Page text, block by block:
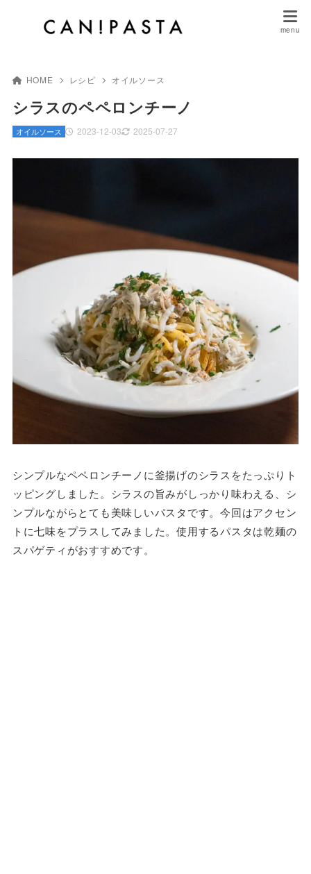
HOME レシピ オイルソース
シラスのペペロンチーノ
2023-12-03 2025-07-27
オイルソース
シンプルなペペロンチーノに釜揚げのシラスをたっぷりト
ッピングしました。シラスの旨みがしっかり味わえる、シ
ンプルながらとても美味しいパスタです。今回はアクセン
トに七味をプラスしてみました。使用するパスタは乾麺の
スパゲティがおすすめです。